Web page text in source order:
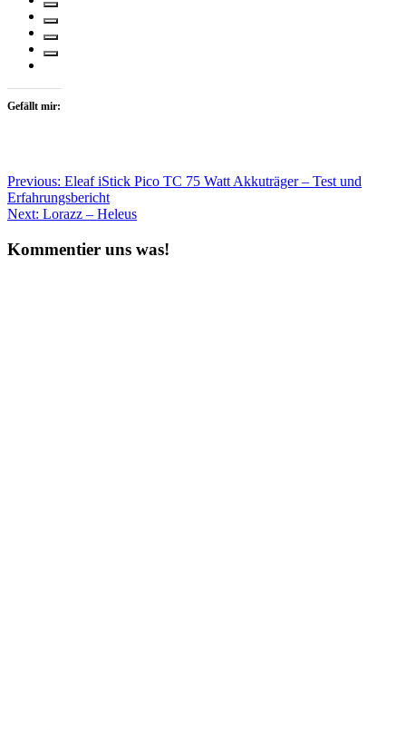
Gefällt mir:
Beitragsnavigation
Previous: Eleaf iStick Pico TC 75 Watt Akkuträger – Test und
Erfahrungsbericht
Next: Lorazz – Heleus
Kommentier uns was!